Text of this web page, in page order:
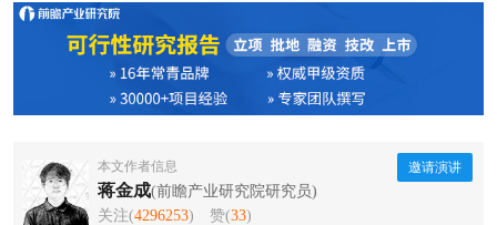
本文作者信息
蒋金成(前瞻产业研究院研究员)
关注(4296253) 赞(33)
邀请演讲